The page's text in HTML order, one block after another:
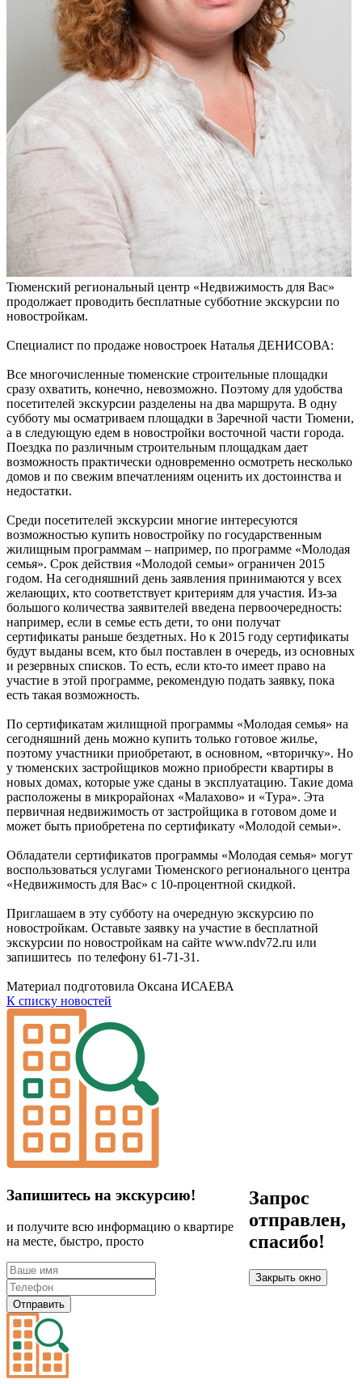
Тюменский региональный центр «Недвижимость для Вас»
продолжает проводить бесплатные субботние экскурсии по
новостройкам.
Специалист по продаже новостроек Наталья ДЕНИСОВА:
Все многочисленные тюменские строительные площадки
сразу охватить, конечно, невозможно. Поэтому для удобства
посетителей экскурсии разделены на два маршрута. В одну
субботу мы осматриваем площадки в Заречной части Тюмени,
а в следующую едем в новостройки восточной части города.
Поездка по различным строительным площадкам дает
возможность практически одновременно осмотреть несколько
домов и по свежим впечатлениям оценить их достоинства и
недостатки.
Среди посетителей экскурсии многие интересуются
возможностью купить новостройку по государственным
жилищным программам – например, по программе «Молодая
семья». Срок действия «Молодой семьи» ограничен 2015
годом. На сегодняшний день заявления принимаются у всех
желающих, кто соответствует критериям для участия. Из-за
большого количества заявителей введена первоочередность:
например, если в семье есть дети, то они получат
сертификаты раньше бездетных. Но к 2015 году сертификаты
будут выданы всем, кто был поставлен в очередь, из основных
и резервных списков. То есть, если кто-то имеет право на
участие в этой программе, рекомендую подать заявку, пока
есть такая возможность.
По сертификатам жилищной программы «Молодая семья» на
сегодняшний день можно купить только готовое жилье,
поэтому участники приобретают, в основном, «вторичку». Но
у тюменских застройщиков можно приобрести квартиры в
новых домах, которые уже сданы в эксплуатацию. Такие дома
расположены в микрорайонах «Малахово» и «Тура». Эта
первичная недвижимость от застройщика в готовом доме и
может быть приобретена по сертификату «Молодой семьи».
Обладатели сертификатов программы «Молодая семья» могут
воспользоваться услугами Тюменского регионального центра
«Недвижимость для Вас» с 10-процентной скидкой.
Приглашаем в эту субботу на очередную экскурсию по
новостройкам. Оставьте заявку на участие в бесплатной
экскурсии по новостройкам на сайте www.ndv72.ru или
запишитесь по телефону 61-71-31.
Материал подготовила Оксана ИСАЕВА
К списку новостей
Запишитесь на экскурсию!
и получите всю информацию о квартире
на месте, быстро, просто
Отправить
Запрос
отправлен,
спасибо!
Закрыть окно